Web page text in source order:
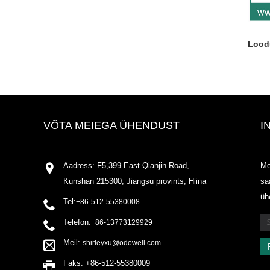
VÕTA MEIEGA ÜHENDUST
Aadress: F5,399 East Qianjin Road,
Kunshan 215300, Jiangsu provints, Hiina
Tel:+86-512-55380008
Telefon:+86-13773129929
Meil: shirleyxu@odowell.com
Faks: +86-512-55380009